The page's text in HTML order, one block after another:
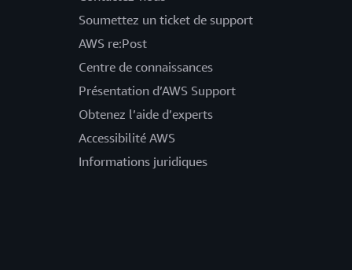
Soumettez un ticket de support
AWS re:Post
Centre de connaissances
Présentation d’AWS Support
Obtenez l’aide d’experts
Accessibilité AWS
Informations juridiques